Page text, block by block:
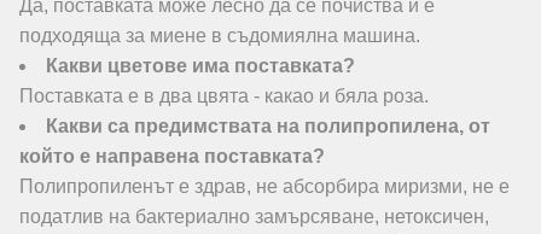
Да, поставката може лесно да се почиства и е
подходяща за миене в съдомиялна машина.
Какви цветове има поставката?
Поставката е в два цвята - какао и бяла роза.
Какви са предимствата на полипропилена, от
който е направена поставката?
Полипропиленът е здрав, не абсорбира миризми, не е
податлив на бактериално замърсяване, нетоксичен,